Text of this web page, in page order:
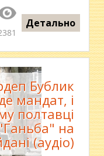
Детально
Бублик
мандат, і
полтавці
на
(аудіо)